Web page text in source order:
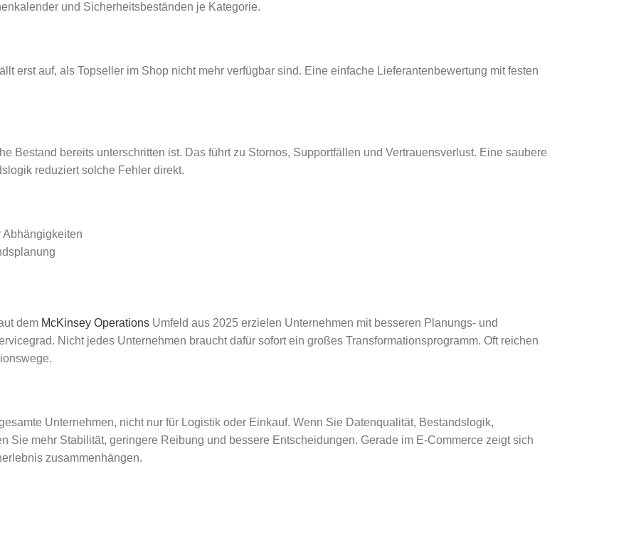
und Sicherheitsbeständen je Kategorie.
erst auf, als Topseller im Shop nicht mehr verfügbar sind. Eine einfache Lieferantenbewertung mit festen
Bestand bereits unterschritten ist. Das führt zu Stornos, Supportfällen und Vertrauensverlust. Eine saubere
reduziert solche Fehler direkt.
Abhängigkeiten
dem McKinsey Operations Umfeld aus 2025 erzielen Unternehmen mit besseren Planungs- und
Nicht jedes Unternehmen braucht dafür sofort ein großes Transformationsprogramm. Oft reichen
Unternehmen, nicht nur für Logistik oder Einkauf. Wenn Sie Datenqualität, Bestandslogik,
Sie mehr Stabilität, geringere Reibung und bessere Entscheidungen. Gerade im E-Commerce zeigt sich
zusammenhängen.